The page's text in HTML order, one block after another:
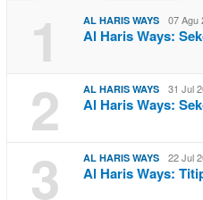
1 AL HARIS WAYS 07 Agu
Al Haris Ways:
2 AL HARIS WAYS 31 Jul
Al Haris Ways:
3 AL HARIS WAYS 22 Jul
Al Haris Ways: